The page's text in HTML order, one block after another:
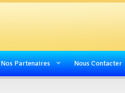
Nos Partenaires Nous Contacter